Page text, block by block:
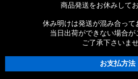
商品発送をお休みしてお
休み明けは発送が混み合って
当日出荷ができない場合が
ご了承下さいませ
お支払方法